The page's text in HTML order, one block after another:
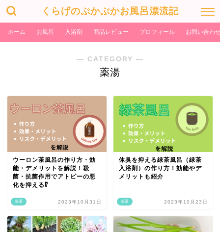
くらげのぷかぷかお風呂漂流記
ホーム お風呂 入浴剤 商品レビュー プロフィール お問い合わ
― CATEGORY ―
薬湯
薬湯
ウーロン茶風呂の作り方・効
能・デメリットを解説！殺
菌・抗菌作用でアトピーの悪
化を抑える⁉
2023年10月31日 薬湯
体臭を抑える緑茶風呂（緑茶
入浴剤）の作り方！効能やデ
メリットも紹介
2023年10月23日